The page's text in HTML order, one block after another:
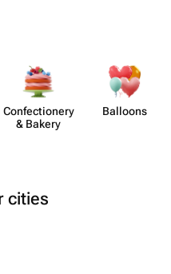
Confect​ionery
& Bakery
Balloons
cities